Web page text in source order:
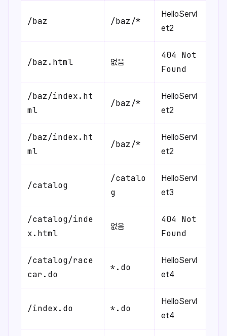
/baz /baz/*
HelloServl
et2
/baz.html 없음
404 Not
Found
/baz/index.ht
ml
/baz/*
HelloServl
et2
/baz/index.ht
ml
/baz/*
HelloServl
et2
/catalog
/catalo
g
HelloServl
et3
/catalog/inde
x.html
없음
404 Not
Found
/catalog/race
car.do
*.do
HelloServl
et4
/index.do *.do
HelloServl
et4